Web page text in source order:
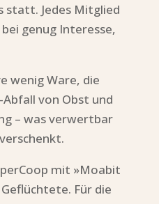
statt. Jedes Mitglied
genug Interesse,
wenig Ware, die
von Obst und
– was verwertbar
mit »Moabit
Für die